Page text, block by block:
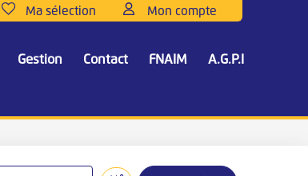
Gestion Contact FNAIM A.G.P.I